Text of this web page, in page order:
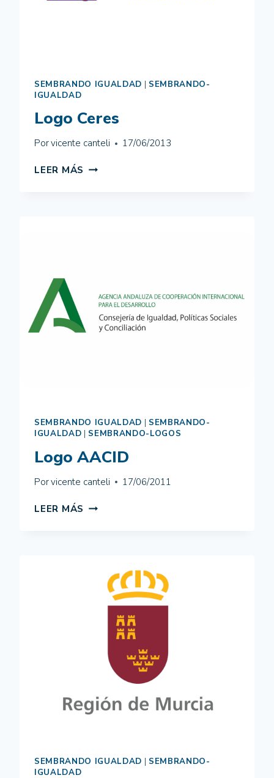
SEMBRANDO IGUALDAD | SEMBRANDO-
IGUALDAD
Logo Ceres
Porvicente canteli 17/06/2013
LEER MÁS LOGO
SEMBRANDO IGUALDAD
SEMBRANDO-
IGUALDAD
SEMBRANDO-LOGOS
Logo AACID
Porvicente canteli 17/06/2011
LEER MÁS LOGO
SEMBRANDO IGUALDAD | SEMBRANDO-
IGUALDAD